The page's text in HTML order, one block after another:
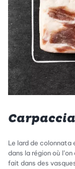
Le lard de
dans la région où
fait dans des